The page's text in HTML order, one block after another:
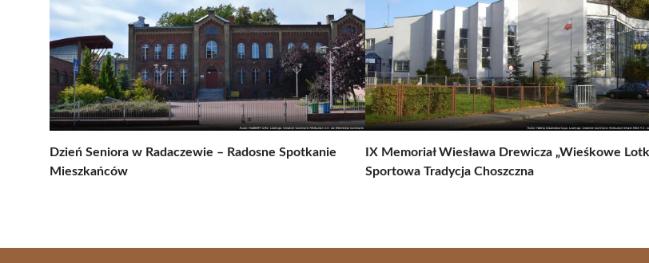
Dzień Seniora w Radaczewie – Radosne Spotkanie
Mieszkańców
IX Memoriał Wiesława Drewicza „Wieśkowe
Sportowa Tradycja Choszczna